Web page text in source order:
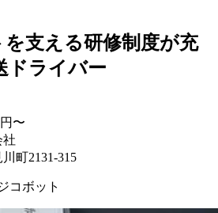
支える研修制度が充
ドライバー
〜
社
町2131-315
コボット